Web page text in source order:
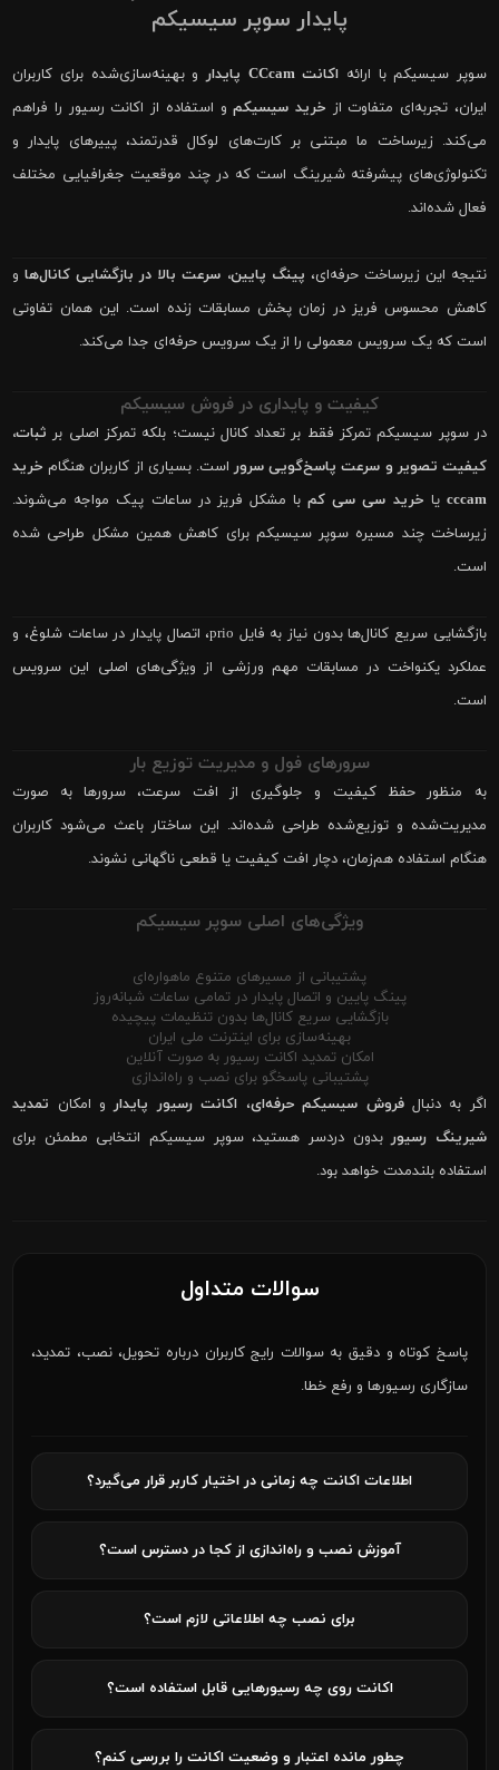
پایدار سوپر سیسیکم
سوپر سیسیکم با ارائه اکانت CCcam پایدار
و بهینه‌سازی‌شده برای کاربران
ایران، تجربه‌ای متفاوت از خرید سیسیکمو استفاده از اکانت رسیور را فراهم
می‌کند. زیرساخت ما مبتنی بر کارت‌های لوکال قدرتمند، پییرهای پایدار و
تکنولوژی‌های پیشرفته شیرینگ است که در چند موقعیت جغرافیایی مختلف
فعال شده‌اند.
نتیجه این زیرساخت حرفه‌ای، پینگ پایین، سرعت بالا در بازگشایی کانال‌هاو
کاهش محسوس فریز در زمان پخش مسابقات زنده است. این همان تفاوتی
است که یک سرویس معمولی را از یک سرویس حرفه‌ای جدا می‌کند.
کیفیت و پایداری در فروش سیسیکم
در سوپر سیسیکم تمرکز فقط بر تعداد کانال نیست؛ بلکه تمرکز اصلی بر ثبات،
کیفیت تصویر و سرعت پاسخ‌گویی سروراست. بسیاری از کاربران هنگام خرید
cccam یا خرید سی سی کمبا مشکل فریز در ساعات پیک مواجه می‌شوند.
زیرساخت چند مسیره سوپر سیسیکم برای کاهش همین مشکل طراحی شده
است.
بازگشایی سریع کانال‌ها بدون نیاز به فایل prio، اتصال پایدار در ساعات شلوغ، و
عملکرد یکنواخت در مسابقات مهم ورزشی از ویژگی‌های اصلی این سرویس
است.
سرورهای فول و مدیریت توزیع بار
به منظور حفظ کیفیت و جلوگیری از افت سرعت، سرورها به صورت
مدیریت‌شده و توزیع‌شده طراحی شده‌اند. این ساختار باعث می‌شود کاربران
هنگام استفاده هم‌زمان، دچار افت کیفیت یا قطعی ناگهانی نشوند.
ویژگی‌های اصلی سوپر سیسیکم
پشتیبانی از مسیرهای متنوع ماهواره‌ای
پینگ پایین و اتصال پایدار در تمامی ساعات شبانه‌روز
بازگشایی سریع کانال‌ها بدون تنظیمات پیچیده
بهینه‌سازی برای اینترنت ملی ایران
امکان تمدید اکانت رسیور به صورت آنلاین
پشتیبانی پاسخگو برای نصب و راه‌اندازی
اگر به دنبالفروش سیسیکم حرفه‌ای، اکانت رسیور پایدارو امکان تمدید
شیرینگ رسیوربدون دردسر هستید، سوپر سیسیکم انتخابی مطمئن برای
استفاده بلندمدت خواهد بود.
سوالات متداول
پاسخ کوتاه و دقیق به سوالات رایج کاربران درباره تحویل، نصب، تمدید،
سازگاری رسیورها و رفع خطا.
اطلاعات اکانت چه زمانی در اختیار کاربر قرار می‌گیرد؟
آموزش نصب و راه‌اندازی از کجا در دسترس است؟
برای نصب چه اطلاعاتی لازم است؟
اکانت روی چه رسیورهایی قابل استفاده است؟
چطور مانده اعتبار و وضعیت اکانت را بررسی کنم؟